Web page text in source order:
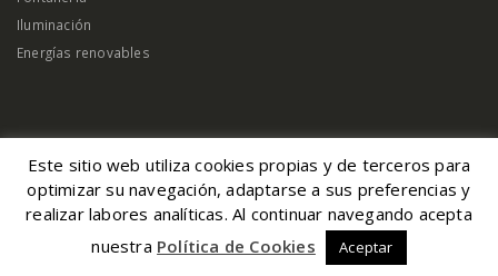
Iluminación
Energías renovables
© Magserveis 2026. Derechos reservados | Política de Cookies
Normativa Reserva de Pedidos
| Devoluciones de Mercancía
Canal
Denuncias
Este sitio web utiliza cookies propias y de terceros para
optimizar su navegación, adaptarse a sus preferencias y
realizar labores analíticas. Al continuar navegando acepta
nuestra Política de Cookies Aceptar